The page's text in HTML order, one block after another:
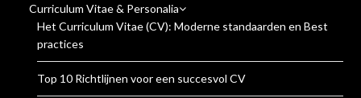
Curriculum Vitae & Personalia
Het Curriculum Vitae (CV): Moderne standaarden en Best
practices
Top 10 Richtlijnen voor een succesvol CV